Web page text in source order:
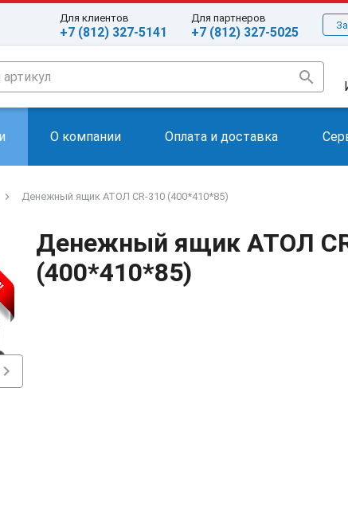
Для клиентов
+7 (812) 327-5141
Для партнеров
+7 (812) 327-5025
search
О компании Оплата и доставка
Денежный ящик АТОЛ CR-310 (400*410*85)
chevron_right
Денежный ящик АТОЛ
(400*410*85)